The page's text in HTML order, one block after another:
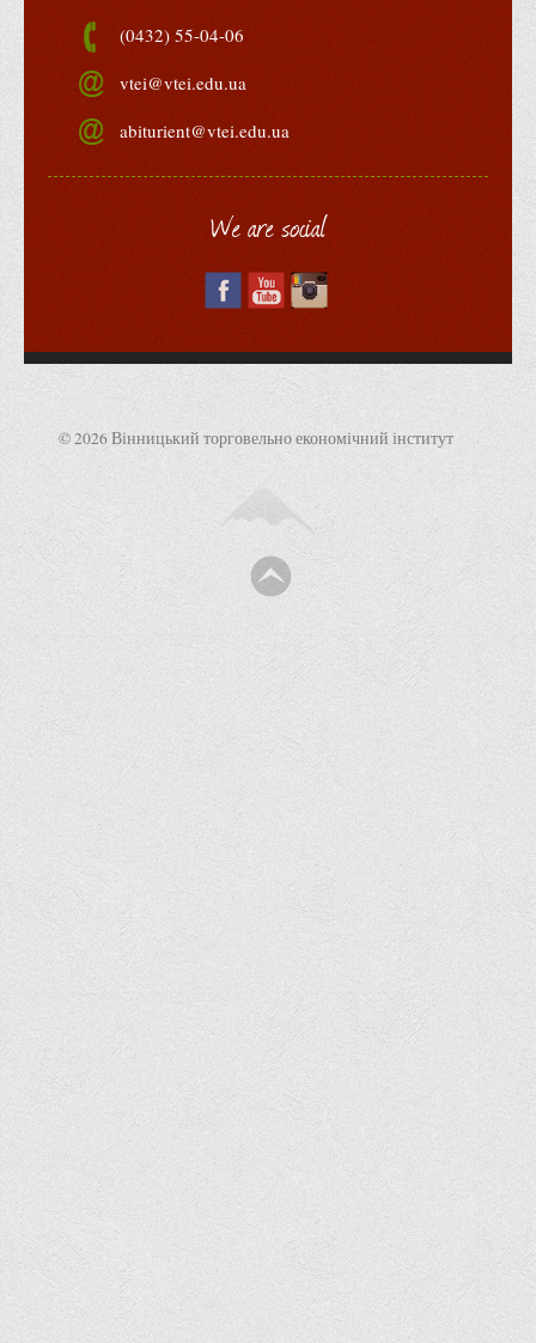
ВТЕІ волонтерить
ДТЕУ
Історія та місія університету
Структура університету
Адміністрація університету
Офіційний сайт університету
Фотогалерея
(0432) 55-04-06
vtei@vtei.edu.ua
abiturient@vtei.edu.ua
We are social
© 2026 Вінницький торговельно економічний інститут